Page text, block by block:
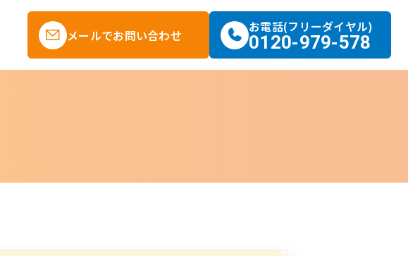
メールでお問い合わせ
お電話(フリーダイヤル)
0120-979-578